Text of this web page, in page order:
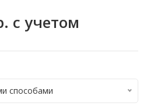
с учетом
способами